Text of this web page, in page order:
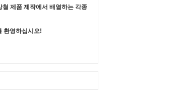
제품 제작에서 배열하는 각종
환영하십시오!